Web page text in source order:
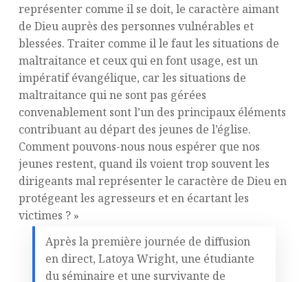
représenter comme il se doit, le caractère aimant
de Dieu auprès des personnes vulnérables et
blessées. Traiter comme il le faut les situations de
maltraitance et ceux qui en font usage, est un
impératif évangélique, car les situations de
maltraitance qui ne sont pas gérées
convenablement sont l’un des principaux éléments
contribuant au départ des jeunes de l’église.
Comment pouvons-nous nous espérer que nos
jeunes restent, quand ils voient trop souvent les
dirigeants mal représenter le caractère de Dieu en
protégeant les agresseurs et en écartant les
victimes ? »
Après la première journée de diffusion
en direct, Latoya Wright, une étudiante
du séminaire et une survivante de